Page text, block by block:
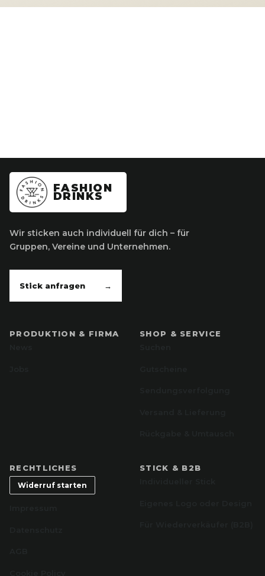
FASHION
DRINKS
Wir sticken auch individuell für dich – für
Gruppen, Vereine und Unternehmen.
Stick anfragen →
PRODUKTION & FIRMA
SHOP & SERVICE
RECHTLICHES
Widerruf starten
STICK & B2B